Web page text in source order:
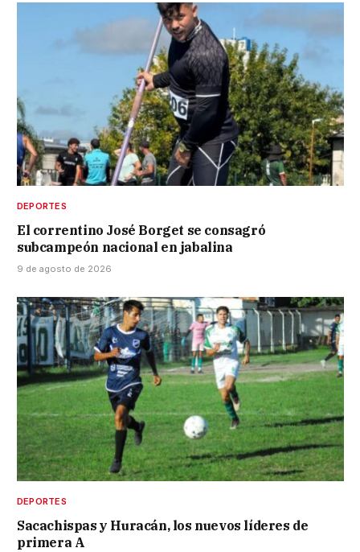
DEPORTES
El correntino José Borget se consagró
subcampeón nacional en jabalina
9 de agosto de 2026
DEPORTES
Sacachispas y Huracán, los nuevos líderes de
primera A